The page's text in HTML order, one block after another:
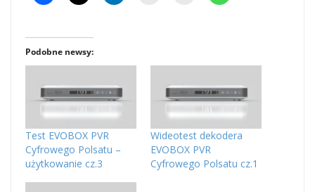
Podobne newsy:
Test EVOBOX PVR
Cyfrowego Polsatu –
użytkowanie cz.3
Wideotest dekodera
EVOBOX PVR
Cyfrowego Polsatu cz.1